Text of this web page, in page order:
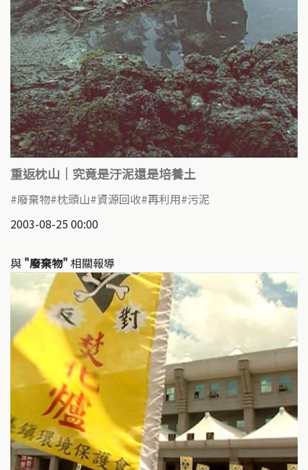
重返枕山｜究竟是汙泥還是培養土
廢棄物 枕頭山 資源回收 再利用 污泥
2003-08-25 00:00
與 "廢棄物" 相關報導